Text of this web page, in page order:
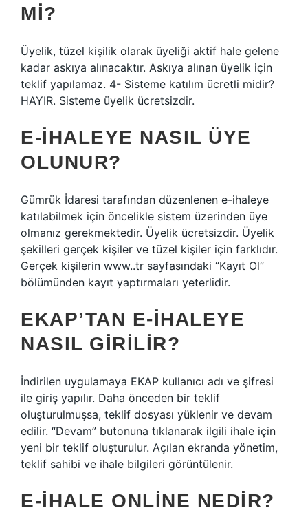
MI?
Üyelik, tüzel kişilik olarak üyeliği aktif hale gelene
kadar askıya alınacaktır. Askıya alınan üyelik için
teklif yapılamaz. 4- Sisteme katılım ücretli midir?
HAYIR. Sisteme üyelik ücretsizdir.
E-IHALEYE NASIL ÜYE
OLUNUR?
Gümrük İdaresi tarafından düzenlenen e-ihaleye
katılabilmek için öncelikle sistem üzerinden üye
olmanız gerekmektedir. Üyelik ücretsizdir. Üyelik
şekilleri gerçek kişiler ve tüzel kişiler için farklıdır.
Gerçek kişilerin www..tr sayfasındaki “Kayıt Ol”
bölümünden kayıt yaptırmaları yeterlidir.
EKAP’TAN E-IHALEYE
NASIL GIRILIR?
İndirilen uygulamaya EKAP kullanıcı adı ve şifresi
ile giriş yapılır. Daha önceden bir teklif
oluşturulmuşsa, teklif dosyası yüklenir ve devam
edilir. “Devam” butonuna tıklanarak ilgili ihale için
yeni bir teklif oluşturulur. Açılan ekranda yönetim,
teklif sahibi ve ihale bilgileri görüntülenir.
E-IHALE ONLINE NEDIR?